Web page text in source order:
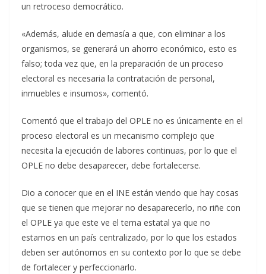
un retroceso democrático.
«Además, alude en demasía a que, con eliminar a los
organismos, se generará un ahorro económico, esto es
falso; toda vez que, en la preparación de un proceso
electoral es necesaria la contratación de personal,
inmuebles e insumos», comentó.
Comentó que el trabajo del OPLE no es únicamente en el
proceso electoral es un mecanismo complejo que
necesita la ejecución de labores continuas, por lo que el
OPLE no debe desaparecer, debe fortalecerse.
Dio a conocer que en el INE están viendo que hay cosas
que se tienen que mejorar no desaparecerlo, no riñe con
el OPLE ya que este ve el tema estatal ya que no
estamos en un país centralizado, por lo que los estados
deben ser autónomos en su contexto por lo que se debe
de fortalecer y perfeccionarlo.